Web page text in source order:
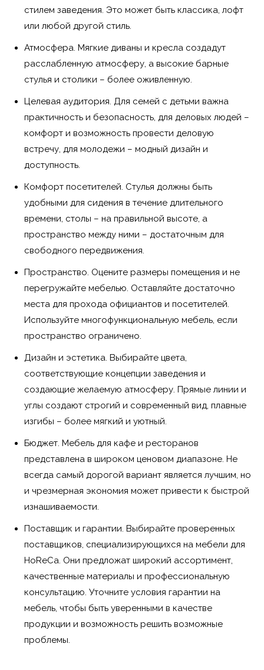
стилем заведения. Это может быть классика, лофт
или любой другой стиль.
Атмосфера. Мягкие диваны и кресла создадут
расслабленную атмосферу, а высокие барные
стулья и столики – более оживленную.
Целевая аудитория. Для семей с детьми важна
практичность и безопасность, для деловых людей –
комфорт и возможность провести деловую
встречу, для молодежи – модный дизайн и
доступность.
Комфорт посетителей. Стулья должны быть
удобными для сидения в течение длительного
времени, столы – на правильной высоте, а
пространство между ними – достаточным для
свободного передвижения.
Пространство. Оцените размеры помещения и не
перегружайте мебелью. Оставляйте достаточно
места для прохода официантов и посетителей.
Используйте многофункциональную мебель, если
пространство ограничено.
Дизайн и эстетика. Выбирайте цвета,
соответствующие концепции заведения и
создающие желаемую атмосферу. Прямые линии и
углы создают строгий и современный вид, плавные
изгибы – более мягкий и уютный.
Бюджет. Мебель для кафе и ресторанов
представлена в широком ценовом диапазоне. Не
всегда самый дорогой вариант является лучшим, но
и чрезмерная экономия может привести к быстрой
изнашиваемости.
Поставщик и гарантии. Выбирайте проверенных
поставщиков, специализирующихся на мебели для
HoReCa. Они предложат широкий ассортимент,
качественные материалы и профессиональную
консультацию. Уточните условия гарантии на
мебель, чтобы быть уверенными в качестве
продукции и возможность решить возможные
проблемы.